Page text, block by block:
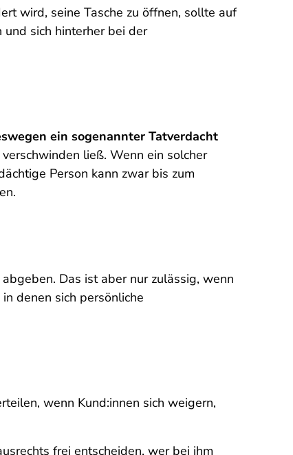
wird, seine Tasche zu öffnen, sollte auf
sich hinterher bei der
ein sogenannter Tatverdacht
ließ. Wenn ein solcher
Person kann zwar bis zum
Das ist aber nur zulässig, wenn
denen sich persönli­che
wenn Kund:innen sich weigern,
frei entscheiden, wer bei ihm